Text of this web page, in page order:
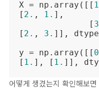
X = np.array([[
[ 2. , 1. ],
              [
[ 2. , 3. ]],
y = np.array([[
[ 1. ], [ 1. ]],
어떻게 생겼는지 확인해보면